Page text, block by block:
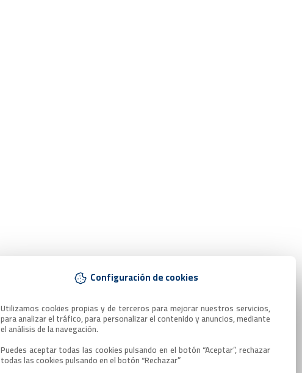
Configuración de cookies
Utilizamos cookies propias y de terceros para mejorar nuestros servicios,
para analizar el tráfico, para personalizar el contenido y anuncios, mediante
el análisis de la navegación.
Puedes aceptar todas las cookies pulsando en el botón “Aceptar”, rechazar
todas las cookies pulsando en el botón “Rechazar”